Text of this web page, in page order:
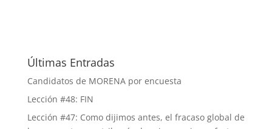
Últimas Entradas
Candidatos de MORENA por encuesta
Lección #48: FIN
Lección #47: Como dijimos antes, el fracaso global de